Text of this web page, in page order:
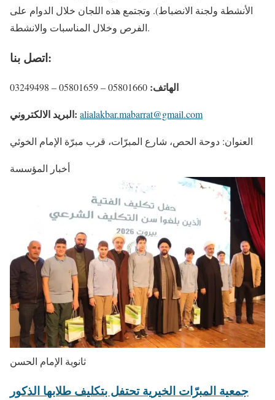
الأنشطة ولجنة الانضباط). وتجتمع هذه اللجان خلال الدوام على
الفرص وخلال المناسبات والانشطة.
اتصل بنا:
الهاتف:
البريد الالكتروني: alialakbar.mabarrat@gmail.com
العنوان: دوحة الحص، شارع المبرّات، قرب مبرّة الإمام الخوئي
أخبار المؤسسة
ثانوية الإمام الحسن
جمعية المبرّات الخيرية تحتفل بتكليف طلابها الذكور